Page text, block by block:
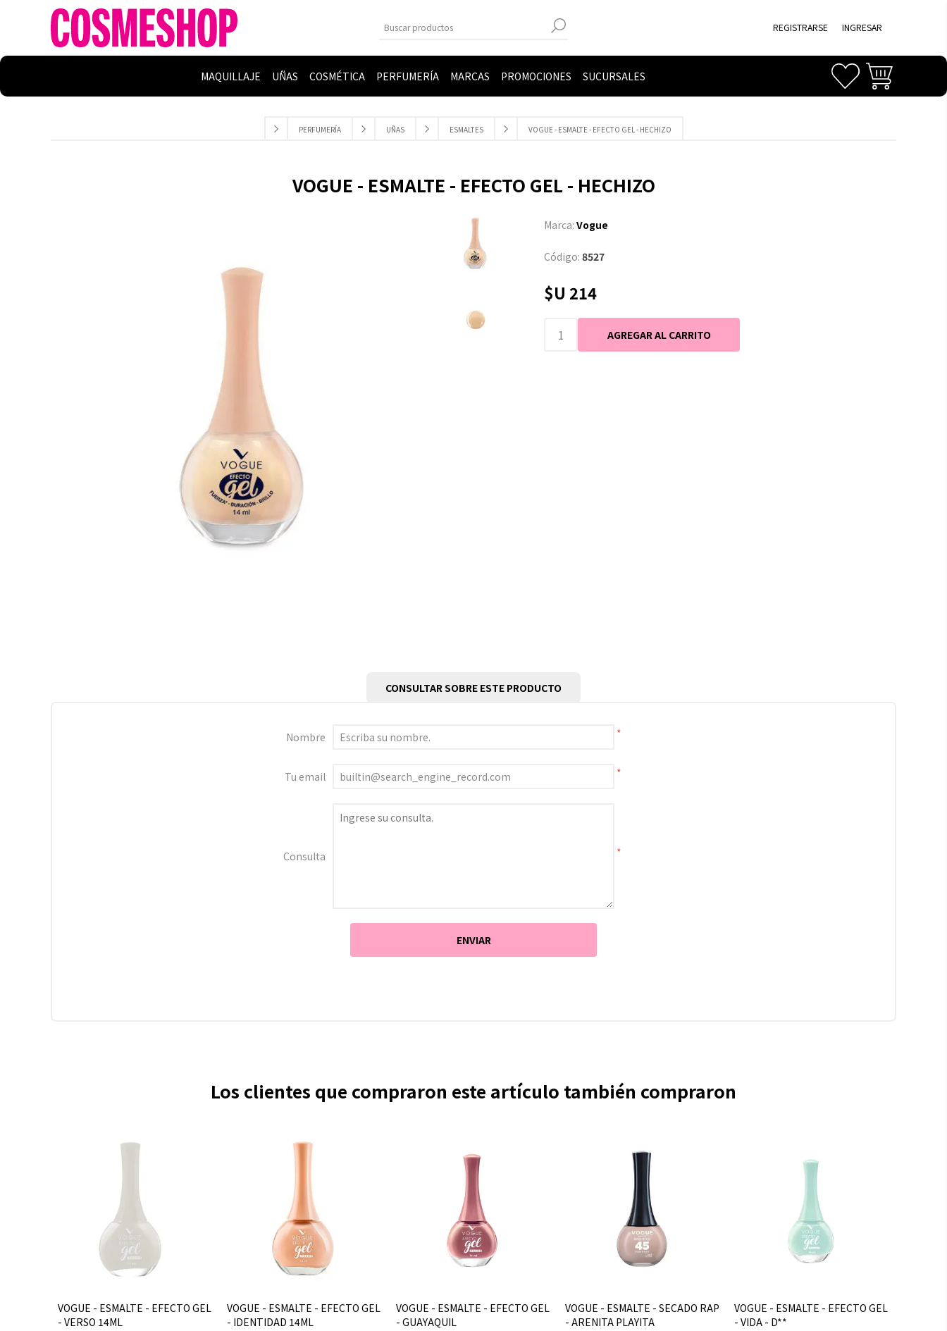
REGISTRARSE INGRESAR
MAQUILLAJE UÑAS COSMÉTICA PERFUMERÍA MARCAS PROMOCIONES SUCURSALES
PERFUMERÍA UÑAS ESMALTES VOGUE - ESMALTE - EFECTO GEL - HECHIZO
VOGUE - ESMALTE - EFECTO GEL - HECHIZO
Marca: Vogue
Código: 8527
$U 214
CONSULTAR SOBRE ESTE PRODUCTO
Nombre *
Tu email *
Consulta *
Los clientes que compraron este artículo también compraron
VOGUE - ESMALTE - EFECTO GEL
- VERSO 14ML
VOGUE - ESMALTE - EFECTO GEL
- IDENTIDAD 14ML
VOGUE - ESMALTE - EFECTO GEL
- GUAYAQUIL
VOGUE - ESMALTE - SECADO RAP
- ARENITA PLAYITA
VOGUE - ESMALTE - EFECTO GEL
- VIDA - D**